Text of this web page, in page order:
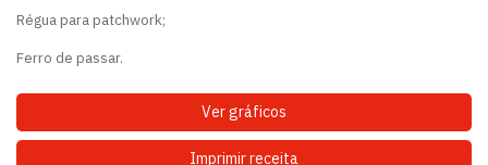
Régua para patchwork;
Ferro de passar.
Ver gráficos
Imprimir receita